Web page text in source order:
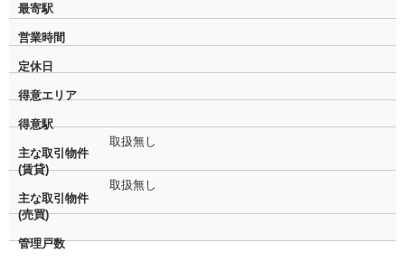
最寄駅
営業時間
定休日
得意エリア
得意駅
主な取引物件
(賃貸)
取扱無し
主な取引物件
(売買)
取扱無し
管理戸数